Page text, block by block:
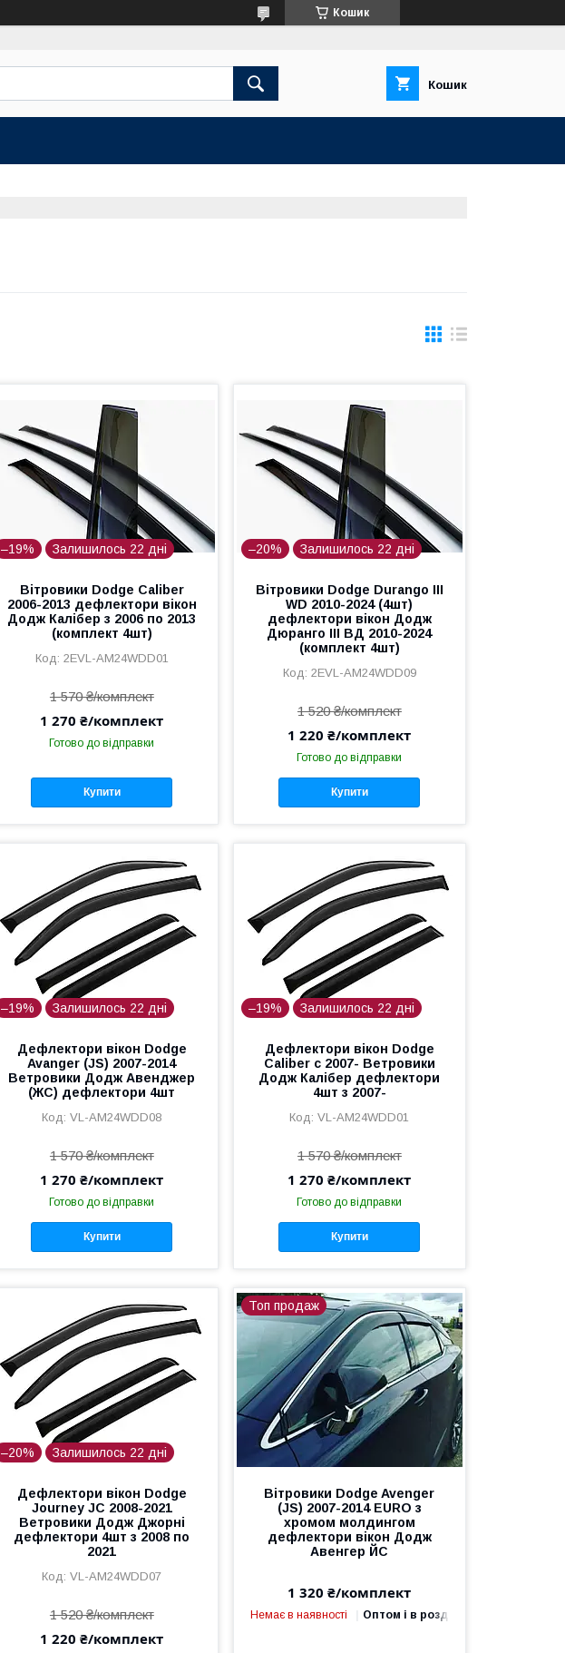
Кошик
Кошик
–19% Залишилось 22 дні
Вітровики Dodge Caliber
2006-2013 дефлектори вікон
Додж Калібер з 2006 по 2013
(комплект 4шт)
2EVL-AM24WDD01
1 570 ₴/комплект
1 270 ₴/комплект
Готово до відправки
Купити
–20% Залишилось 22 дні
Вітровики Dodge Durango III
WD 2010-2024 (4шт)
дефлектори вікон Додж
Дюранго III ВД 2010-2024
(комплект 4шт)
2EVL-AM24WDD09
1 520 ₴/комплект
1 220 ₴/комплект
Готово до відправки
Купити
–19% Залишилось 22 дні
Дефлектори вікон Dodge
Avanger (JS) 2007-2014
Ветровики Додж Авенджер
(ЖС) дефлектори 4шт
VL-AM24WDD08
1 570 ₴/комплект
1 270 ₴/комплект
Готово до відправки
Купити
–19% Залишилось 22 дні
Дефлектори вікон Dodge
Caliber с 2007- Ветровики
Додж Калібер дефлектори
4шт з 2007-
VL-AM24WDD01
1 570 ₴/комплект
1 270 ₴/комплект
Готово до відправки
Купити
–20% Залишилось 22 дні
Дефлектори вікон Dodge
Journey JC 2008-2021
Ветровики Додж Джорні
дефлектори 4шт з 2008 по
2021
VL-AM24WDD07
1 520 ₴/комплект
1 220 ₴/комплект
Топ продаж
Вітровики Dodge Avenger
(JS) 2007-2014 EURO з
хромом молдингом
дефлектори вікон Додж
Авенгер ЙС
1 320 ₴/комплект
Немає в наявності Оптом і в роздріб